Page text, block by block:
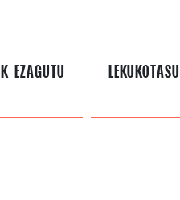
EZAGUTU